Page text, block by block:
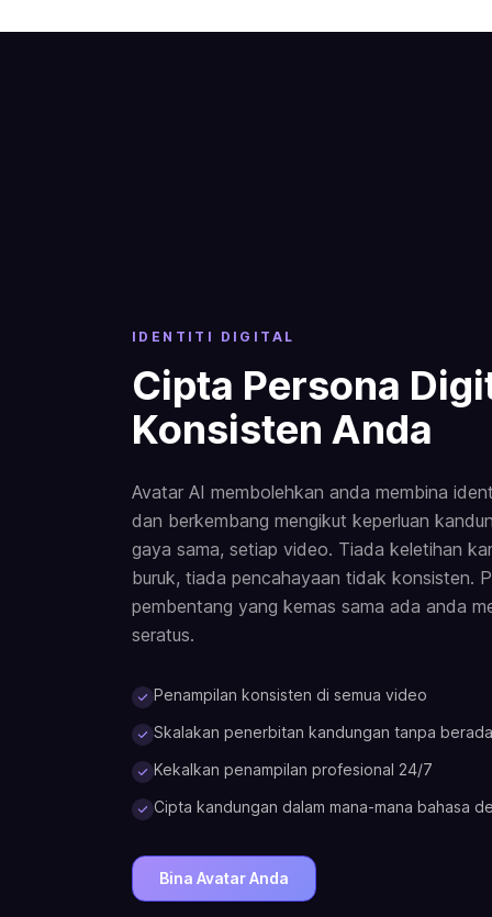
IDENTITI DIGITAL
Cipta Persona
Konsisten Anda
Avatar AI membolehkan anda membina
dan berkembang mengikut keperluan
gaya sama, setiap video. Tiada keletihan
buruk, tiada pencahayaan tidak konsisten.
pembentang yang kemas sama ada anda
seratus.
Penampilan konsisten di semua video
Skalakan penerbitan kandungan tanpa
Kekalkan penampilan profesional 24/7
Cipta kandungan dalam mana-mana bahasa
Bina Avatar Anda